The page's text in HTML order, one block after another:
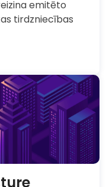
emitēto
tirdzniecības